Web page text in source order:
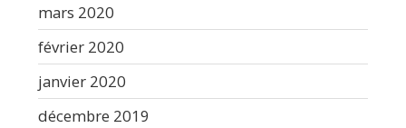
mars 2020
février 2020
janvier 2020
décembre 2019